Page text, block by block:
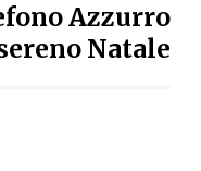
Azzurro
Natale